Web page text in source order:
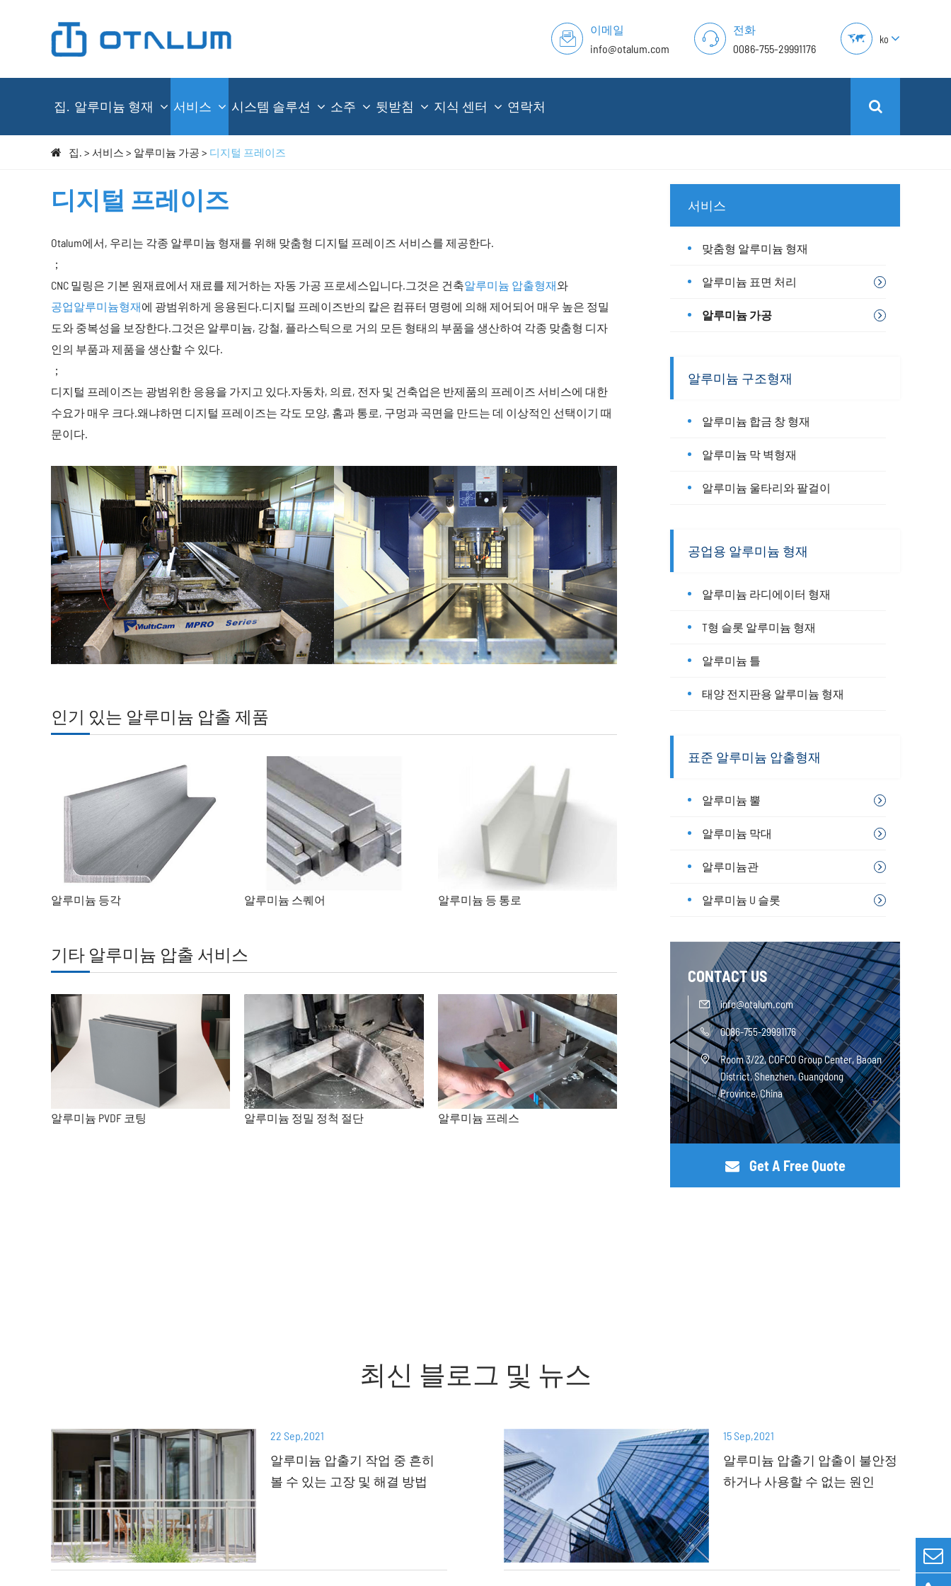
이메일
info@otalum.com
전화
0086-755-29991176
ko
집. 알루미늄 형재 서비스 시스템 솔루션 소주 뒷받침 지식 센터 연락처
집. 서비스 알루미늄 가공 디지털 프레이즈
디지털 프레이즈
Otalum에서, 우리는 각종 알루미늄 형재를 위해 맞춤형 디지털 프레이즈 서비스를 제공한다.
；
CNC 밀링은 기본 원재료에서 재료를 제거하는 자동 가공 프로세스입니다.그것은 건축알루미늄 압출형재와
공업알루미늄형재에 광범위하게 응용된다.디지털 프레이즈반의 칼은 컴퓨터 명령에 의해 제어되어 매우 높은 정밀
도와 중복성을 보장한다.그것은 알루미늄, 강철, 플라스틱으로 거의 모든 형태의 부품을 생산하여 각종 맞춤형 디자
인의 부품과 제품을 생산할 수 있다.
；
디지털 프레이즈는 광범위한 응용을 가지고 있다.자동차, 의료, 전자 및 건축업은 반제품의 프레이즈 서비스에 대한
수요가 매우 크다.왜냐하면 디지털 프레이즈는 각도 모양, 홈과 통로, 구멍과 곡면을 만드는 데 이상적인 선택이기 때
문이다.
인기 있는 알루미늄 압출 제품
알루미늄 등각 알루미늄 스퀘어 알루미늄 등 통로
기타 알루미늄 압출 서비스
알루미늄 PVDF 코팅 알루미늄 정밀 정척 절단 알루미늄 프레스
서비스
맞춤형 알루미늄 형재
알루미늄 표면 처리
알루미늄 가공
알루미늄 구조형재
알루미늄 합금 창 형재
알루미늄 막 벽형재
알루미늄 울타리와 팔걸이
공업용 알루미늄 형재
알루미늄 라디에이터 형재
T형 슬롯 알루미늄 형재
알루미늄 틀
태양 전지판용 알루미늄 형재
표준 알루미늄 압출형재
알루미늄 뿔
알루미늄 막대
알루미늄관
알루미늄 U 슬롯
CONTACT US
 info@otalum.com
 0086-755-29991176

Room 3/22, COFCO Group Center, Baoan
District, Shenzhen, Guangdong
Province, China
Get A Free Quote
최신 블로그 및 뉴스
22 Sep,2021
알루미늄 압출기 작업 중 흔히
볼 수 있는 고장 및 해결 방법
15 Sep,2021
알루미늄 압출기 압출이 불안정
하거나 사용할 수 없는 원인